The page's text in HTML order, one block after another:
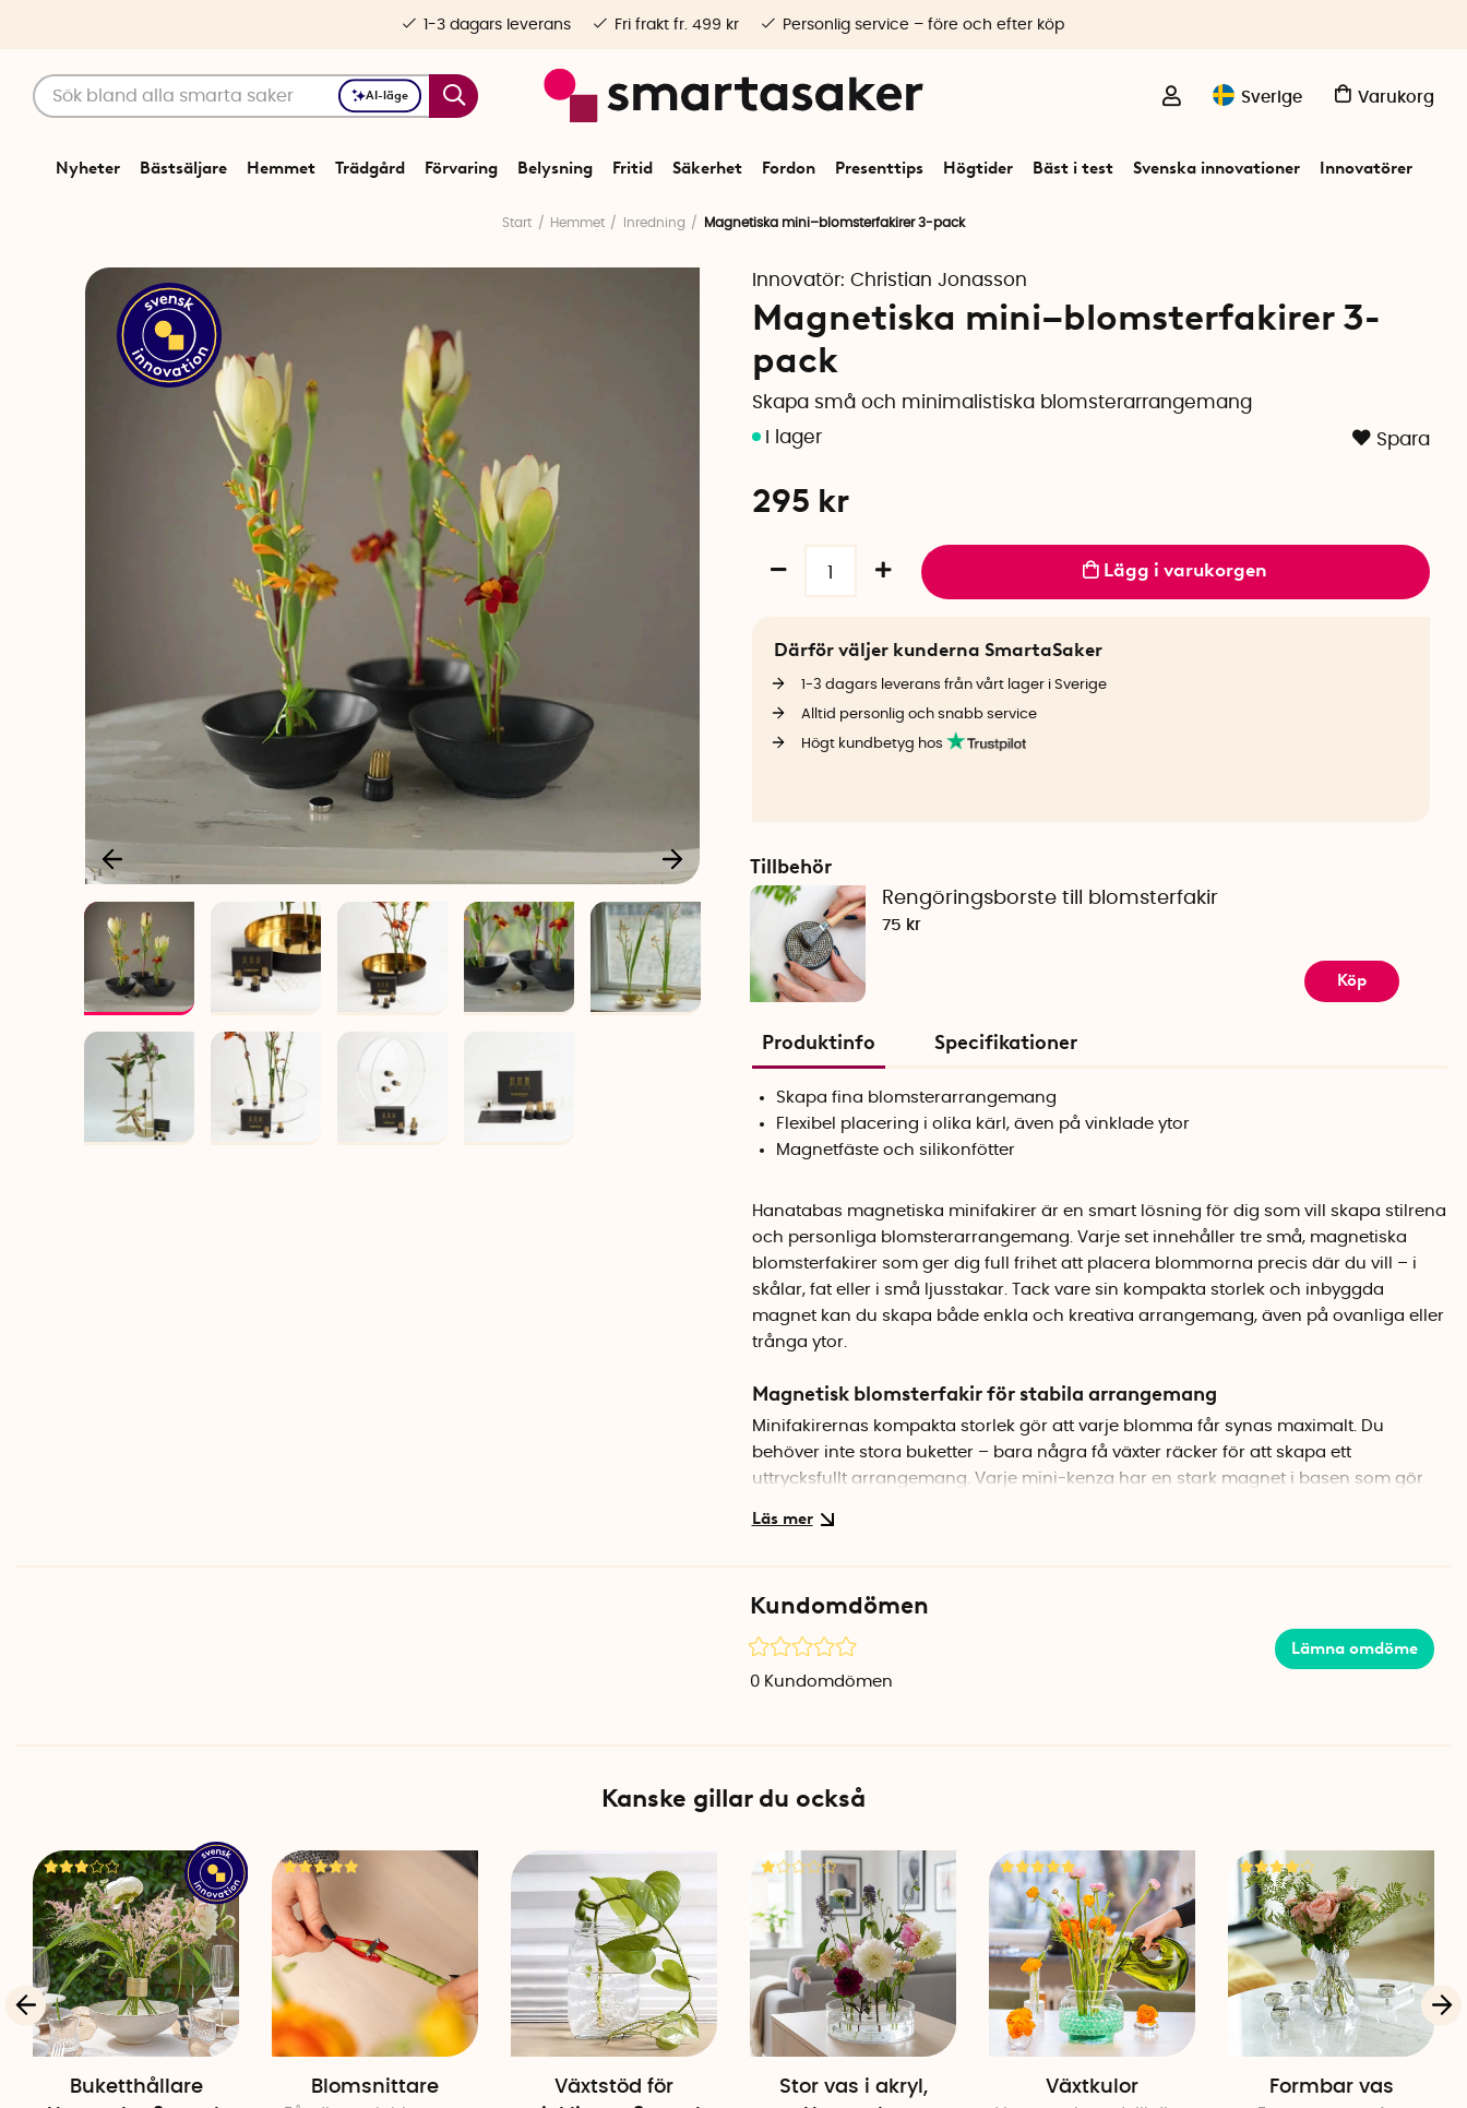
AI-läge Sverige Varukorg
Nyheter Bästsäljare Hemmet Trädgård Förvaring Belysning Fritid Säkerhet Fordon Presenttips Högtider Bäst i test Svenska innovationer Innovatörer
1-3 dagars leverans Fri frakt fr. 499 kr Personlig service – före och efter köp
Start Hemmet Inredning Magnetiska mini–blomsterfakirer 3-pack
Innovatör: Christian Jonasson
Magnetiska mini–blomsterfakirer 3-
pack
Skapa små och minimalistiska blomsterarrangemang
Spara
295 kr
Lägg i varukorgen
Därför väljer kunderna SmartaSaker
1-3 dagars leverans från vårt lager i Sverige
Alltid personlig och snabb service
Högt kundbetyg hos
Tillbehör
Rengöringsborste till blomsterfakir
75 kr
Köp
Produktinfo Specifikationer
Skapa fina blomsterarrangemang
Flexibel placering i olika kärl, även på vinklade ytor
Magnetfäste och silikonfötter
Hanatabas magnetiska minifakirer är en smart lösning för dig som vill skapa stilrena
och personliga blomsterarrangemang. Varje set innehåller tre små, magnetiska
blomsterfakirer som ger dig full frihet att placera blommorna precis där du vill – i
skålar, fat eller i små ljusstakar. Tack vare sin kompakta storlek och inbyggda
magnet kan du skapa både enkla och kreativa arrangemang, även på ovanliga eller
trånga ytor.
Magnetisk blomsterfakir för stabila arrangemang
Minifakirernas kompakta storlek gör att varje blomma får synas maximalt. Du
behöver inte stora buketter – bara några få växter räcker för att skapa ett
uttrycksfullt arrangemang. Varje mini-kenza har en stark magnet i basen som gör
placera den där du vill och börja arrangera. För glas, keramik eller plastkärl
Placera blomsterfakiren fritt i vas eller skål
Minifakirerna kan placeras på snedden, högt upp eller åt sidan, vilket gör det möjligt
Silikonfötter för ojämna underlag
silikonfötter som placeras under kärlet. De kompenserar för lutningar och hjälper till
att hålla arrangemanget rakt och stabilt. Detta kan vara särskilt användbart om du
arbetar med keramikfat eller handgjorda kärl med ojämna ytor.
Gör så här
1. Placera kenzanen på en metallisk yta för omedelbar stabilitet.Använder du ett kärl
av glas eller keramik? Lägg en av de medföljande magneterna under kärlet.
2. Justera med silikonfötter om kärlet är ojämnt eller står snett.
ljusstakar: tillsätt lite vatten om möjligt för att hålla blommorna fräscha.
Kundomdömen
Lämna omdöme
0 Kundomdömen
Kanske gillar du också
Buketthållare
Blomsnittare
Växtstöd för
Stor vas i akryl,
Växtkulor Formbar vas